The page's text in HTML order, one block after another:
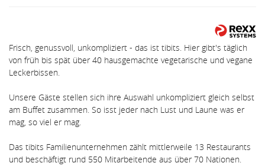
Frisch, genussvoll, unkompliziert - das ist tibits. Hier gibt's täglich
von früh bis spät über 40 hausgemachte vegetarische und vegane
Leckerbissen.
Unsere Gäste stellen sich ihre Auswahl unkompliziert gleich selbst
am Buffet zusammen. So isst jeder nach Lust und Laune was er
mag, so viel er mag.
Das tibits Familienunternehmen zählt mittlerweile 13 Restaurants
und beschäftigt rund 550 Mitarbeitende aus über 70 Nationen.